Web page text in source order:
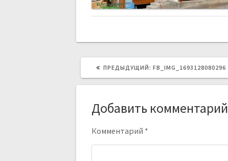
ПРЕДЫДУЩИЙ: FB_IMG_1693128080296
Добавить комментарий
Комментарий *